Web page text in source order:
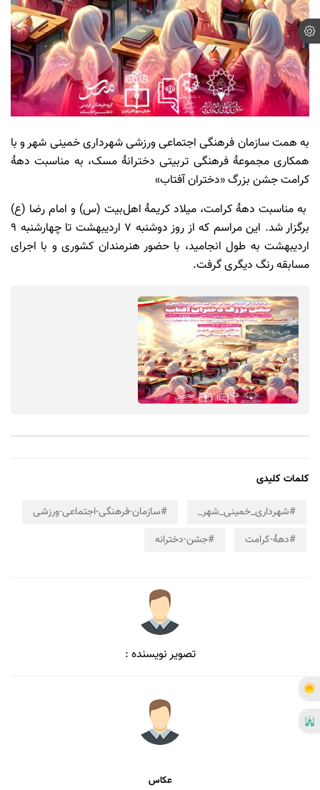
به همت سازمان فرهنگی اجتماعی ورزشی شهرداری خمینی شهر و با
همکاری مجموعۀ فرهنگی تربیتی دخترانۀ مسک، به مناسبت دهۀ
کرامت جشن بزرگ «دختران آفتاب»
به مناسبت دهۀ کرامت، میلاد کریمۀ اهل‌بیت (س) و امام رضا (ع)
برگزار شد. این مراسم که از روز دوشنبه 7 اردیبهشت تا چهارشنبه 9
اردیبهشت به طول انجامید، با حضور هنرمندان کشوری و با اجرای
مسابقه رنگ دیگری گرفت.
کلمات کلیدی
#شهرداری_خمینی_شهر_
#سازمان-فرهنگی-اجتماعی-ورزشی
#دهۀ-کرامت
#جشن-دخترانه
تصویر نویسنده :
عکاس